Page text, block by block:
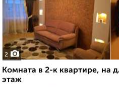
2
Комната в 2-к квартире, на
этаж